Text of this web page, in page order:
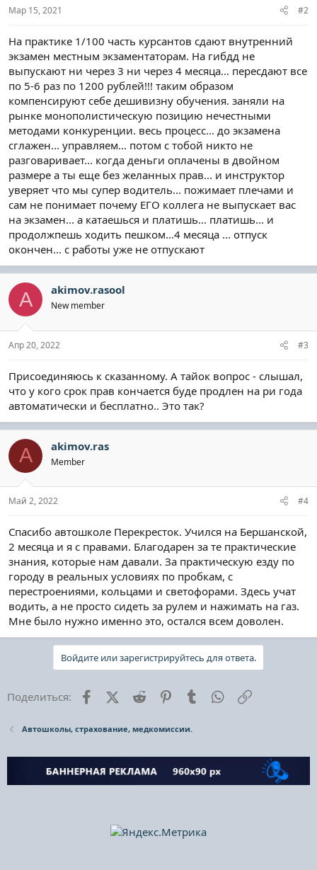
Мар 15, 2021 #2
На практике 1/100 часть курсантов сдают внутренний
экзамен местным экзаментаторам. На гибдд не
выпускают ни через 3 ни через 4 месяца... пересдают все
по 5-6 раз по 1200 рублей!!! таким образом
компенсируют себе дешивизну обучения. заняли на
рынке монополистическую позицию нечестными
методами конкуренции. весь процесс... до экзамена
сглажен... управляем... потом с тобой никто не
разговаривает... когда деньги оплачены в двойном
размере а ты еще без желанных прав... и инструктор
уверяет что мы супер водитель... пожимает плечами и
сам не понимает почему ЕГО коллега не выпускает вас
на экзамен... а катаешься и платишь... платишь... и
продолжпешь ходить пешком...4 месяца ... отпуск
окончен... с работы уже не отпускают
A akimov.rasool
New member
Апр 20, 2022 #3
Присоединяюсь к сказанному. А тайок вопрос - слышал,
что у кого срок прав кончается буде продлен на ри года
автоматически и бесплатно.. Это так?
A akimov.ras
Member
Май 2, 2022 #4
Спасибо автошколе Перекресток. Учился на Бершанской,
2 месяца и я с правами. Благодарен за те практические
знания, которые нам давали. За практическую езду по
городу в реальных условиях по пробкам, с
перестроениями, кольцами и светофорами. Здесь учат
водить, а не просто сидеть за рулем и нажимать на газ.
Мне было нужно именно это, остался всем доволен.
Войдите или зарегистрируйтесь для ответа.
Поделиться: FacebookX (Twitter)
Reddit PinterestTumblr WhatsApp
Автошколы, страхование, медкомиссии.